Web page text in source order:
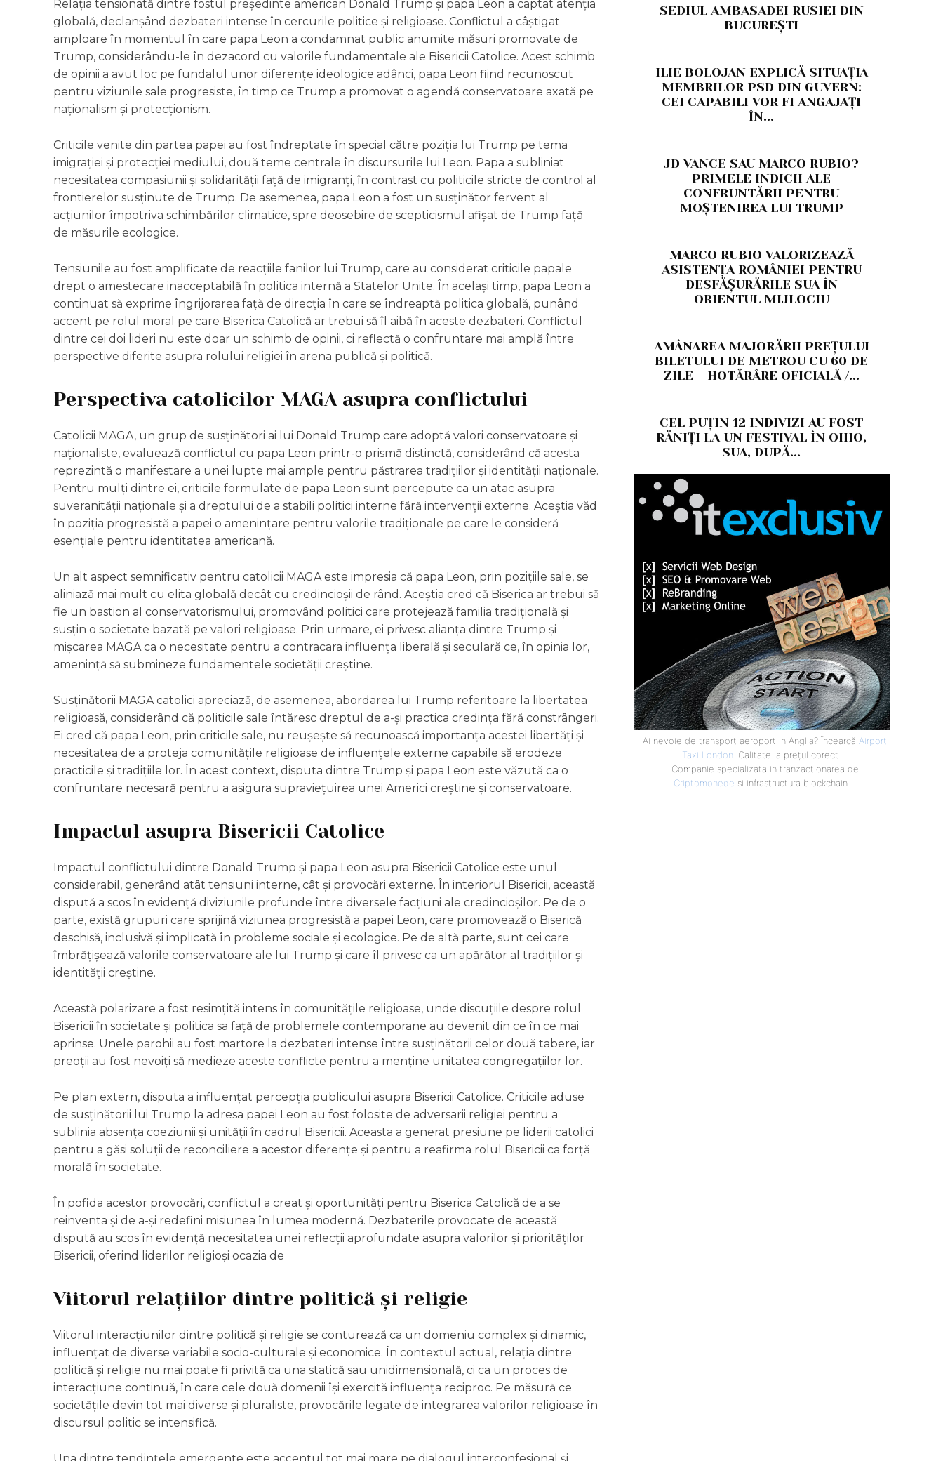
Relația tensionată dintre fostul președinte american Donald Trump și papa Leon a captat atenția
globală, declanșând dezbateri intense în cercurile politice și religioase. Conflictul a câștigat
amploare în momentul în care papa Leon a condamnat public anumite măsuri promovate de
Trump, considerându-le în dezacord cu valorile fundamentale ale Bisericii Catolice. Acest schimb
de opinii a avut loc pe fundalul unor diferențe ideologice adânci, papa Leon fiind recunoscut
pentru viziunile sale progresiste, în timp ce Trump a promovat o agendă conservatoare axată pe
naționalism și protecționism.
Criticile venite din partea papei au fost îndreptate în special către poziția lui Trump pe tema
imigrației și protecției mediului, două teme centrale în discursurile lui Leon. Papa a subliniat
necesitatea compasiunii și solidarității față de imigranți, în contrast cu politicile stricte de control al
frontierelor susținute de Trump. De asemenea, papa Leon a fost un susținător fervent al
acțiunilor împotriva schimbărilor climatice, spre deosebire de scepticismul afișat de Trump față
de măsurile ecologice.
Tensiunile au fost amplificate de reacțiile fanilor lui Trump, care au considerat criticile papale
drept o amestecare inacceptabilă în politica internă a Statelor Unite. În același timp, papa Leon a
continuat să exprime îngrijorarea față de direcția în care se îndreaptă politica globală, punând
accent pe rolul moral pe care Biserica Catolică ar trebui să îl aibă în aceste dezbateri. Conflictul
dintre cei doi lideri nu este doar un schimb de opinii, ci reflectă o confruntare mai amplă între
perspective diferite asupra rolului religiei în arena publică și politică.
Perspectiva catolicilor MAGA asupra conflictului
Catolicii MAGA, un grup de susținători ai lui Donald Trump care adoptă valori conservatoare și
naționaliste, evaluează conflictul cu papa Leon printr-o prismă distinctă, considerând că acesta
reprezintă o manifestare a unei lupte mai ample pentru păstrarea tradițiilor și identității naționale.
Pentru mulți dintre ei, criticile formulate de papa Leon sunt percepute ca un atac asupra
suveranității naționale și a dreptului de a stabili politici interne fără intervenții externe. Aceștia văd
în poziția progresistă a papei o amenințare pentru valorile tradiționale pe care le consideră
esențiale pentru identitatea americană.
Un alt aspect semnificativ pentru catolicii MAGA este impresia că papa Leon, prin pozițiile sale, se
aliniază mai mult cu elita globală decât cu credincioșii de rând. Aceștia cred că Biserica ar trebui să
fie un bastion al conservatorismului, promovând politici care protejează familia tradițională și
susțin o societate bazată pe valori religioase. Prin urmare, ei privesc alianța dintre Trump și
mișcarea MAGA ca o necesitate pentru a contracara influența liberală și seculară ce, în opinia lor,
amenință să submineze fundamentele societății creștine.
Susținătorii MAGA catolici apreciază, de asemenea, abordarea lui Trump referitoare la libertatea
religioasă, considerând că politicile sale întăresc dreptul de a-și practica credința fără constrângeri.
Ei cred că papa Leon, prin criticile sale, nu reușește să recunoască importanța acestei libertăți și
necesitatea de a proteja comunitățile religioase de influențele externe capabile să erodeze
practicile și tradițiile lor. În acest context, disputa dintre Trump și papa Leon este văzută ca o
confruntare necesară pentru a asigura supraviețuirea unei Americi creștine și conservatoare.
Impactul asupra Bisericii Catolice
Impactul conflictului dintre Donald Trump și papa Leon asupra Bisericii Catolice este unul
considerabil, generând atât tensiuni interne, cât și provocări externe. În interiorul Bisericii, această
dispută a scos în evidență diviziunile profunde între diversele facțiuni ale credincioșilor. Pe de o
parte, există grupuri care sprijină viziunea progresistă a papei Leon, care promovează o Biserică
deschisă, inclusivă și implicată în probleme sociale și ecologice. Pe de altă parte, sunt cei care
îmbrățișează valorile conservatoare ale lui Trump și care îl privesc ca un apărător al tradițiilor și
identității creștine.
Această polarizare a fost resimțită intens în comunitățile religioase, unde discuțiile despre rolul
Bisericii în societate și politica sa față de problemele contemporane au devenit din ce în ce mai
aprinse. Unele parohii au fost martore la dezbateri intense între susținătorii celor două tabere, iar
preoții au fost nevoiți să medieze aceste conflicte pentru a menține unitatea congregațiilor lor.
Pe plan extern, disputa a influențat percepția publicului asupra Bisericii Catolice. Criticile aduse
de susținătorii lui Trump la adresa papei Leon au fost folosite de adversarii religiei pentru a
sublinia absența coeziunii și unității în cadrul Bisericii. Aceasta a generat presiune pe liderii catolici
pentru a găsi soluții de reconciliere a acestor diferențe și pentru a reafirma rolul Bisericii ca forță
morală în societate.
În pofida acestor provocări, conflictul a creat și oportunități pentru Biserica Catolică de a se
reinventa și de a-și redefini misiunea în lumea modernă. Dezbaterile provocate de această
dispută au scos în evidență necesitatea unei reflecții aprofundate asupra valorilor și priorităților
Bisericii, oferind liderilor religioși ocazia de
Viitorul relațiilor dintre politică și religie
Viitorul interacțiunilor dintre politică și religie se conturează ca un domeniu complex și dinamic,
influențat de diverse variabile socio-culturale și economice. În contextul actual, relația dintre
politică și religie nu mai poate fi privită ca una statică sau unidimensională, ci ca un proces de
interacțiune continuă, în care cele două domenii își exercită influența reciproc. Pe măsură ce
societățile devin tot mai diverse și pluraliste, provocările legate de integrarea valorilor religioase în
discursul politic se intensifică.
SEDIUL AMBASADEI RUSIEI DIN
BUCUREȘTI
ILIE BOLOJAN EXPLICĂ SITUAȚIA
MEMBRILOR PSD DIN GUVERN:
CEI CAPABILI VOR FI ANGAJAȚI
ÎN...
JD VANCE SAU MARCO RUBIO?
PRIMELE INDICII ALE
CONFRUNTĂRII PENTRU
MOȘTENIREA LUI TRUMP
MARCO RUBIO VALORIZEAZĂ
ASISTENȚA ROMÂNIEI PENTRU
DESFĂȘURĂRILE SUA ÎN
ORIENTUL MIJLOCIU
AMÂNAREA MAJORĂRII PREȚULUI
BILETULUI DE METROU CU 60 DE
ZILE – HOTĂRÂRE OFICIALĂ /...
CEL PUȚIN 12 INDIVIZI AU FOST
RĂNIȚI LA UN FESTIVAL ÎN OHIO,
SUA, DUPĂ...
- Ai nevoie de transport aeroport in Anglia? ÎncearcăAirport
Taxi London. Calitate la prețul corect.
- Companie specializata in tranzactionarea de
Criptomonede si infrastructura blockchain.